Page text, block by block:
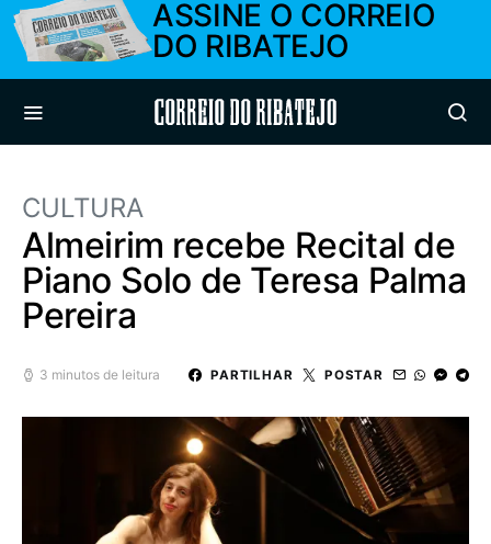
ASSINE O CORREIO
DO RIBATEJO
Correio do Ribatejo
CULTURA
Almeirim recebe Recital de
Piano Solo de Teresa Palma
Pereira
3 minutos de leitura PARTILHAR POSTAR